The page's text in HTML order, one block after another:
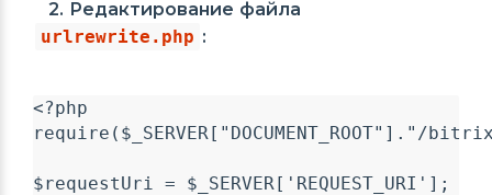
2. Редактирование файла
urlrewrite.php :
<?php
$requestUri = $_SERVER['REQUEST_URI'];